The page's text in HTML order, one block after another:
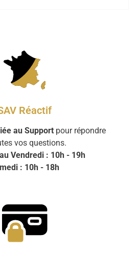
Réactif
au Support pour répondre
vos questions.
Vendredi : 10h - 19h
: 10h - 18h